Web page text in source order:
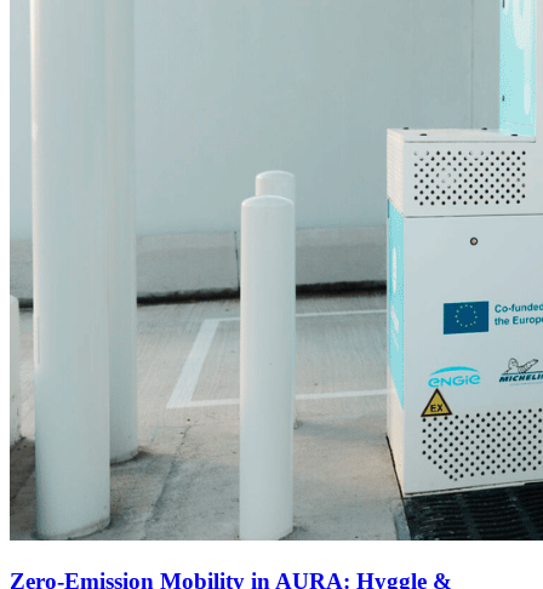
Zero-Emission Mobility in AURA: Hyggle &